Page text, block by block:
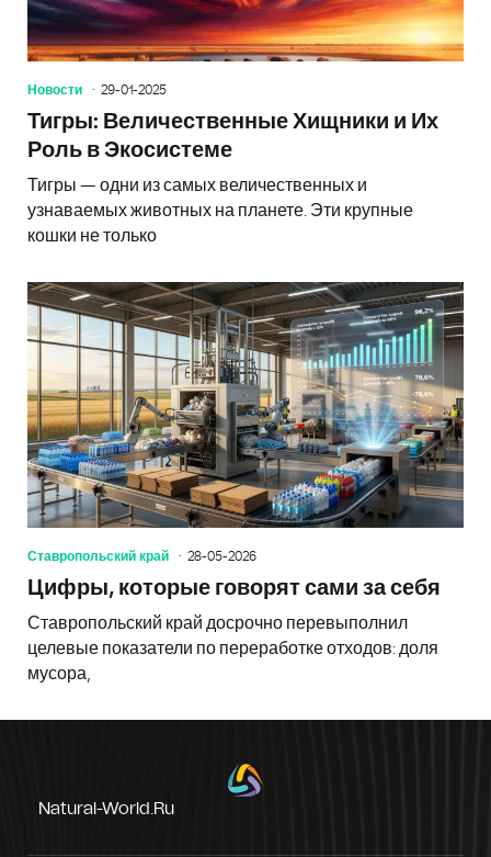
Новости 29-01-2025
Тигры: Величественные Хищники и Их
Роль в Экосистеме
Тигры — одни из самых величественных и
узнаваемых животных на планете. Эти крупные
кошки не только
Ставропольский край 28-05-2026
Цифры, которые говорят сами за себя
Ставропольский край досрочно перевыполнил
целевые показатели по переработке отходов: доля
мусора,
Natural-World.ru